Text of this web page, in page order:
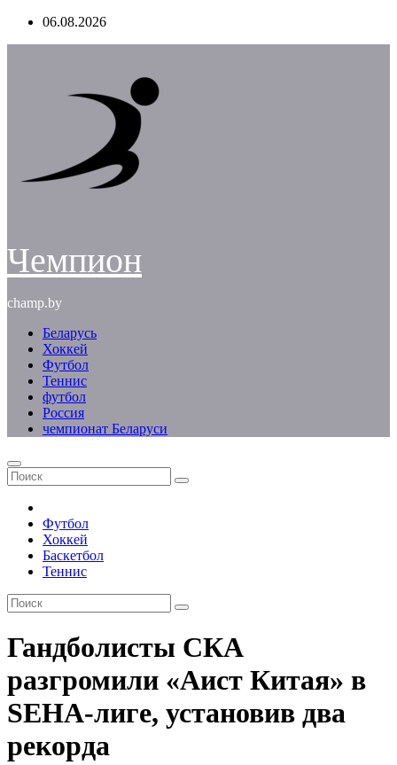
Перейти06.08.2026
Чемпион
champ.by
Беларусь
Хоккей
Футбол
Теннис
футбол
Россия
чемпионат Беларуси
Футбол
Хоккей
Баскетбол
Теннис
Гандболисты СКА
разгромили «Аист Китая» в
SEHA-лиге, установив два
рекорда